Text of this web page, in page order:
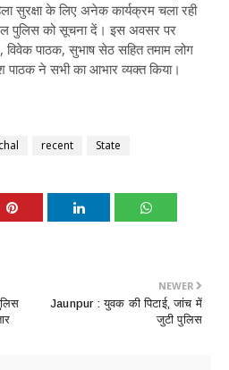
सुरक्षा के लिए अनेक कार्यक्रम चला रही
पुलिस को सूचना दें। इस अवसर पर
पाठक, सुभाष सेठ सहित तमाम लोग
ने सभी का आभार व्यक्त किया।
recent
State
NEWER
Jaunpur : ​युवक की पिटाई, जांच में
जुटी पुलिस